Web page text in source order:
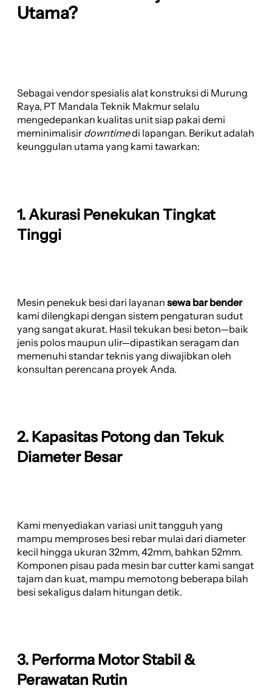
Utama?
Sebagai vendor spesialis alat konstruksi di Murung
Raya, PT Mandala Teknik Makmur selalu
mengedepankan kualitas unit siap pakai demi
meminimalisir downtimedi lapangan. Berikut adalah
keunggulan utama yang kami tawarkan:
1. Akurasi Penekukan Tingkat
Tinggi
Mesin penekuk besi dari layanan sewa bar bender
kami dilengkapi dengan sistem pengaturan sudut
yang sangat akurat. Hasil tekukan besi beton—baik
jenis polos maupun ulir—dipastikan seragam dan
memenuhi standar teknis yang diwajibkan oleh
konsultan perencana proyek Anda.
2. Kapasitas Potong dan Tekuk
Diameter Besar
Kami menyediakan variasi unit tangguh yang
mampu memproses besi rebar mulai dari diameter
kecil hingga ukuran 32mm, 42mm, bahkan 52mm.
Komponen pisau pada mesin bar cutter kami sangat
tajam dan kuat, mampu memotong beberapa bilah
besi sekaligus dalam hitungan detik.
3. Performa Motor Stabil &
Perawatan Rutin